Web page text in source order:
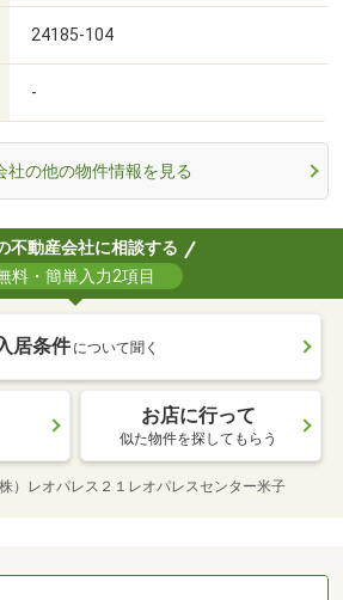
24185-104
-
社の他の物件情報を見る
不動産会社に相談する
料・簡単入力2項目
居条件 について聞く
お店に行って
似た物件を探してもらう
株）レオパレス２１レオパレスセンター米子